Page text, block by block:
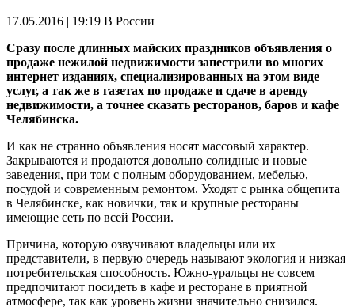
17.05.2016 | 19:19 В России
Сразу после длинных майских праздников объявления о
продаже нежилой недвижимости запестрили во многих
интернет изданиях, специализированных на этом виде
услуг, а так же в газетах по продаже и сдаче в аренду
недвижимости, а точнее сказать ресторанов, баров и кафе
Челябинска.
И как не странно объявления носят массовый характер.
Закрываются и продаются довольно солидные и новые
заведения, при том с полным оборудованием, мебелью,
посудой и современным ремонтом. Уходят с рынка общепита
в Челябинске, как новички, так и крупные рестораны
имеющие сеть по всей России.
Причина, которую озвучивают владельцы или их
представители, в первую очередь называют экология и низкая
потребительская способность. Южно-уральцы не совсем
предпочитают посидеть в кафе и ресторане в приятной
атмосфере, так как уровень жизни значительно снизился.